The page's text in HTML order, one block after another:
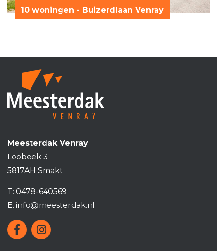
10 woningen - Buizerdlaan Venray
Meesterdak Venray
Loobeek 3
5817AH Smakt
T: 0478-640569
E: info@meesterdak.nl